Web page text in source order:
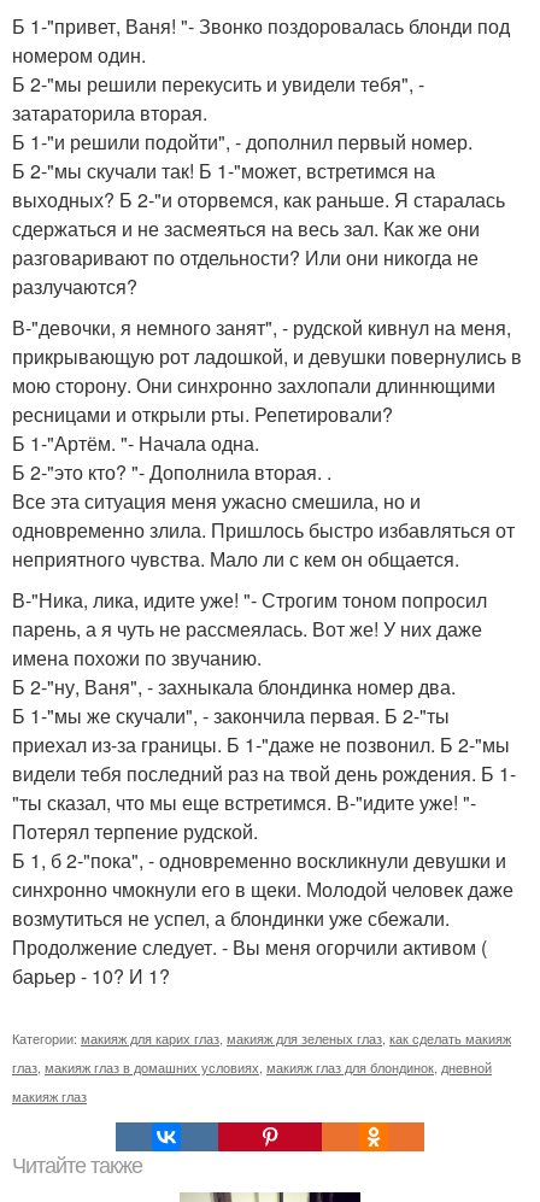
Б 1-"привет, Ваня! "- Звонко поздоровалась блонди под
номером один.
Б 2-"мы решили перекусить и увидели тебя", -
затараторила вторая.
Б 1-"и решили подойти", - дополнил первый номер.
Б 2-"мы скучали так! Б 1-"может, встретимся на
выходных? Б 2-"и оторвемся, как раньше. Я старалась
сдержаться и не засмеяться на весь зал. Как же они
разговаривают по отдельности? Или они никогда не
разлучаются?
В-"девочки, я немного занят", - рудской кивнул на меня,
прикрывающую рот ладошкой, и девушки повернулись в
мою сторону. Они синхронно захлопали длиннющими
ресницами и открыли рты. Репетировали?
Б 1-"Артём. "- Начала одна.
Б 2-"это кто? "- Дополнила вторая. .
Все эта ситуация меня ужасно смешила, но и
одновременно злила. Пришлось быстро избавляться от
неприятного чувства. Мало ли с кем он общается.
В-"Ника, лика, идите уже! "- Строгим тоном попросил
парень, а я чуть не рассмеялась. Вот же! У них даже
имена похожи по звучанию.
Б 2-"ну, Ваня", - захныкала блондинка номер два.
Б 1-"мы же скучали", - закончила первая. Б 2-"ты
приехал из-за границы. Б 1-"даже не позвонил. Б 2-"мы
видели тебя последний раз на твой день рождения. Б 1-
"ты сказал, что мы еще встретимся. В-"идите уже! "-
Потерял терпение рудской.
Б 1, б 2-"пока", - одновременно воскликнули девушки и
синхронно чмокнули его в щеки. Молодой человек даже
возмутиться не успел, а блондинки уже сбежали.
Продолжение следует. - Вы меня огорчили активом (
барьер - 10? И 1?
Категории: макияж для карих глаз макияж для зеленых глаз как сделать макияж
глаз макияж глаз в домашних условиях макияж глаз для блондинок дневной
макияж глаз
Читайте также